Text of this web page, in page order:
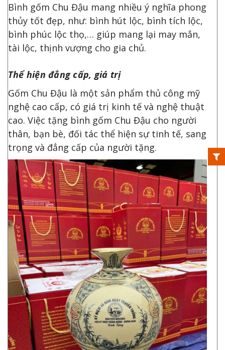
Bình gốm Chu Đậu mang nhiều ý nghĩa phong
thủy tốt đẹp, như: bình hút lộc, bình tích lộc,
bình phúc lộc thọ,… giúp mang lại may mắn,
tài lộc, thịnh vượng cho gia chủ.
Thể hiện đẳng cấp, giá trị
Gốm Chu Đậu là một sản phẩm thủ công mỹ
nghệ cao cấp, có giá trị kinh tế và nghệ thuật
cao. Việc tặng bình gốm Chu Đậu cho người
thân, bạn bè, đối tác thể hiện sự tinh tế, sang
trọng và đẳng cấp của người tặng.